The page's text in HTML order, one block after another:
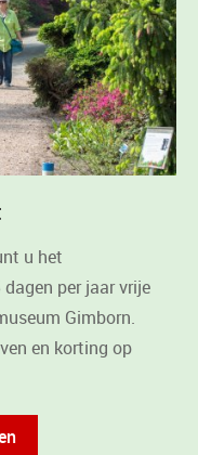
u het
per jaar vrije
Gimborn.
en korting op